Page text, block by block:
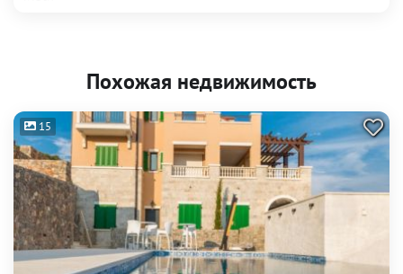
Похожая недвижимость
15